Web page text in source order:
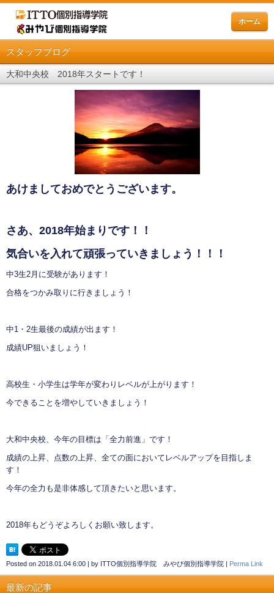
ホーム
スタッフブログ
大和中央校 2018年スタートです！
あけましておめでとうございます。
さあ、2018年始まりです！！
気合いを入れて頑張っていきましょう！！！
中3生2月に受験があります！
合格をつかみ取りに行きましょう！
中1・2生最後の成績が出ます！
成績UP狙いましょう！
高校生・小学生は学年が変わりレベルが上がります！
今できることを増やしていきましょう！
大和中央校、今年の目標は「全力前進」です！
成績の上昇、点数の上昇、全ての面においてレベルアップを目指しま
す！
今年の全力も是非体感して頂きたいと思います。
2018年もどうぞよろしくお願い致します。
Posted on 2018.01.04 6:00 | by ITTO個別指導学院 みやび個別指導学院 | Perma Link
最新の記事